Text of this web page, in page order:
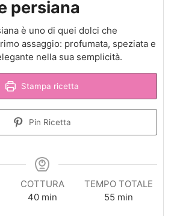
persiana
è uno di quei dolci che
assaggio: profumata, speziata e
nella sua semplicità.
Stampa ricetta
Pin Ricetta
COTTURA
40minuti
min
TEMPO TOTALE
55 minuti
min